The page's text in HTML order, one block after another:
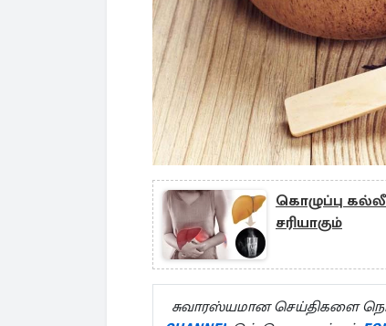
கொழுப்பு
சரியாகும்
சுவாரஸ்யமான செய்திகளை